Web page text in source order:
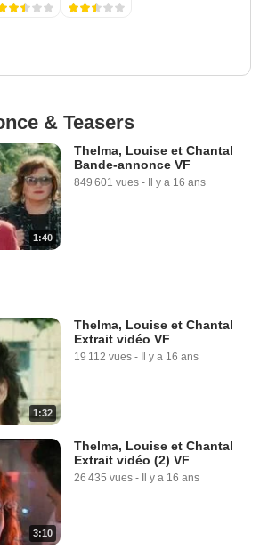
& Teasers
1:40
Thelma, Louise et Chantal
Bande-annonce VF
849 601 vues - Il y a 16 ans
1:32
Thelma, Louise et Chantal
Extrait vidéo VF
19 112 vues - Il y a 16 ans
3:10
Thelma, Louise et Chantal
Extrait vidéo (2) VF
26 435 vues - Il y a 16 ans